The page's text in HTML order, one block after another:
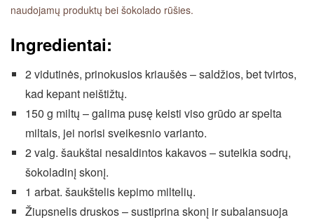
naudojamų produktų bei šokolado rūšies.
Ingredientai:
2 vidutinės, prinokusios kriaušės – saldžios, bet tvirtos,
kad kepant neištižtų.
150 g miltų – galima pusę keisti viso grūdo ar spelta
miltais, jei norisi sveikesnio varianto.
2 valg. šaukštai nesaldintos kakavos – suteikia sodrų,
šokoladinį skonį.
1 arbat. šaukštelis kepimo miltelių.
Žiupsnelis druskos – sustiprina skonį ir subalansuoja